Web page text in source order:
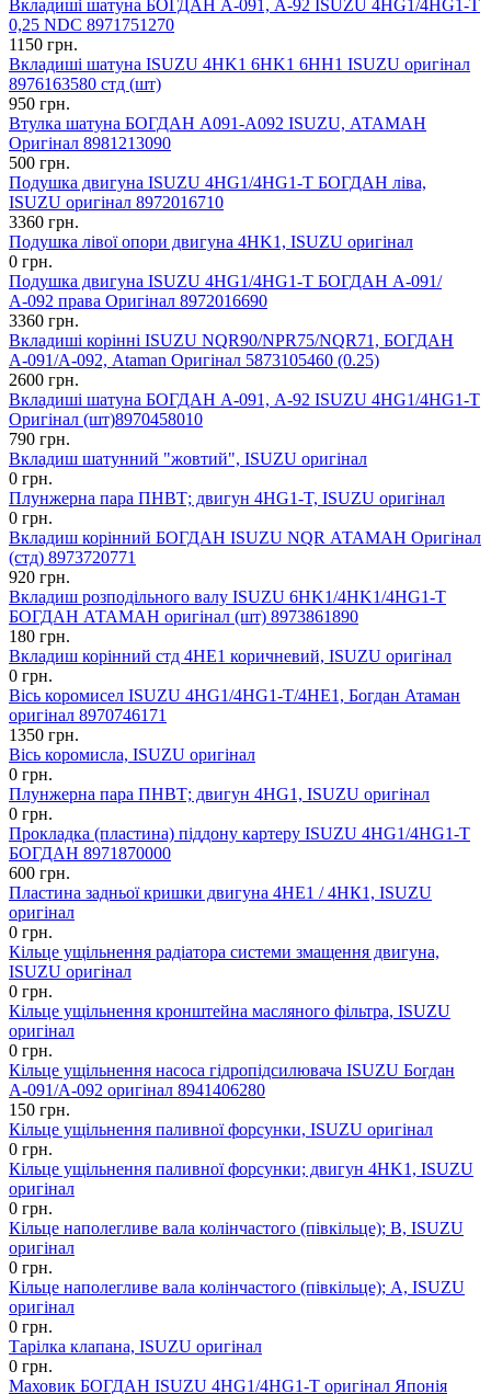
Вкладиші шатуна БОГДАН А-091, А-92 ISUZU 4HG1/4HG1-T
0,25 NDC 8971751270
1150 грн.
Вкладиші шатуна ISUZU 4HK1 6HK1 6HH1 ISUZU оригінал
8976163580 стд (шт)
950 грн.
Втулка шатуна БОГДАН А091-А092 ISUZU, АТАМАН
Оригінал 8981213090
500 грн.
Подушка двигуна ISUZU 4HG1/4HG1-T БОГДАН ліва,
ISUZU оригінал 8972016710
3360 грн.
Подушка лівої опори двигуна 4HK1, ISUZU оригінал
0 грн.
Подушка двигуна ISUZU 4HG1/4HG1-T БОГДАН А-091/
А-092 права Оригінал 8972016690
3360 грн.
Вкладиші корінні ISUZU NQR90/NPR75/NQR71, БОГДАН
А-091/А-092, Ataman Оригінал 5873105460 (0.25)
2600 грн.
Вкладиші шатуна БОГДАН А-091, А-92 ISUZU 4HG1/4HG1-T
Оригінал (шт)8970458010
790 грн.
Вкладиш шатунний "жовтий", ISUZU оригінал
0 грн.
Плунжерна пара ПНВТ; двигун 4HG1-T, ISUZU оригінал
0 грн.
Вкладиш корінний БОГДАН ISUZU NQR АТАМАН Оригінал
(стд) 8973720771
920 грн.
Вкладиш розподільного валу ISUZU 6HK1/4HK1/4HG1-T
БОГДАН АТАМАН оригінал (шт) 8973861890
180 грн.
Вкладиш корінний стд 4НЕ1 коричневий, ISUZU оригінал
0 грн.
Вісь коромисел ISUZU 4HG1/4HG1-T/4НЕ1, Богдан Атаман
оригінал 8970746171
1350 грн.
Вісь коромисла, ISUZU оригінал
0 грн.
Плунжерна пара ПНВТ; двигун 4HG1, ISUZU оригінал
0 грн.
Прокладка (пластина) піддону картеру ISUZU 4HG1/4HG1-T
БОГДАН 8971870000
600 грн.
Пластина задньої кришки двигуна 4НЕ1 / 4НК1, ISUZU
оригінал
0 грн.
Кільце ущільнення радіатора системи змащення двигуна,
ISUZU оригінал
0 грн.
Кільце ущільнення кронштейна масляного фільтра, ISUZU
оригінал
0 грн.
Кільце ущільнення насоса гідропідсилювача ISUZU Богдан
А-091/А-092 оригінал 8941406280
150 грн.
Кільце ущільнення паливної форсунки, ISUZU оригінал
0 грн.
Кільце ущільнення паливної форсунки; двигун 4HK1, ISUZU
оригінал
0 грн.
Кільце наполегливе вала колінчастого (півкільце); В, ISUZU
оригінал
0 грн.
Кільце наполегливе вала колінчастого (півкільце); А, ISUZU
оригінал
0 грн.
Тарілка клапана, ISUZU оригінал
0 грн.
Маховик БОГДАН ISUZU 4HG1/4HG1-T оригінал Японія